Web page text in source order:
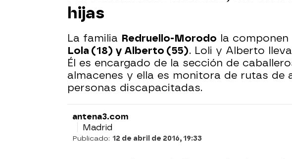
hijas
La familia Redruello-Morodo la componen
Lola (18) y Alberto (55). Loli y Alberto
Él es encargado de la sección de
almacenes y ella es monitora de rutas de
personas discapacitadas.
antena3.com
Madrid
Publicado: 12 de abril de 2016, 19:33